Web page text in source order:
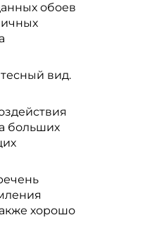
обоев
вид.
больших
хорошо